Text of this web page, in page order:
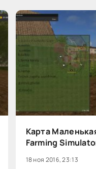
Карта
Farming
18 ноя 2016, 23:13